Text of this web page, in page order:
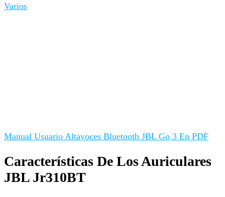
Varios
Manual Usuario Altavoces Bluetooth JBL Go 3 En PDF
Características De Los Auriculares
JBL Jr310BT